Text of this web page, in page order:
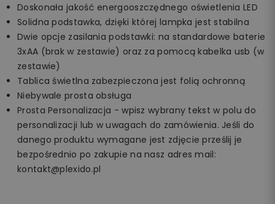
Doskonała jakość energooszczędnego oświetlenia LED
Solidna podstawka, dzięki której lampka jest stabilna
Dwie opcje zasilania podstawki: na standardowe baterie
3xAA (brak w zestawie) oraz za pomocą kabelka usb (w
zestawie)
Tablica świetlna zabezpieczona jest folią ochronną
Niebywale prosta obsługa
Prosta Personalizacja - wpisz wybrany tekst w polu do
personalizacji lub w uwagach do zamówienia. Jeśli do
danego produktu wymagane jest zdjęcie prześlij je
bezpośrednio po zakupie na nasz adres mail:
kontakt@plexido.pl